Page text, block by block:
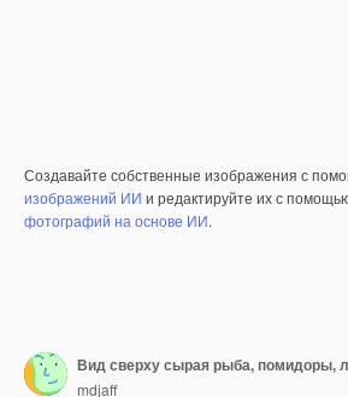
Создавайте собственные изображения с
изображений ИИ и редактируйте их с
фотографий на основе ИИ.
mdjaff